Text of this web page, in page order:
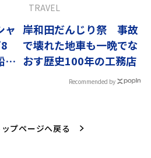
ャ
船
岸和田だんじり祭 事故
で壊れた地車も一晩でな
おす歴史100年の工務店
TRAVEL
Recommended by
プページへ戻る